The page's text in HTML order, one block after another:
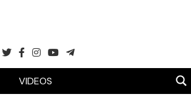
VIDEOS